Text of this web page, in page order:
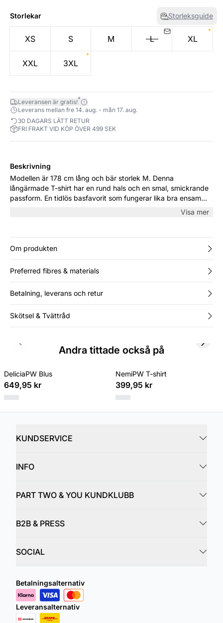
Storlekar Storleksguide
XS S M L XL
XXL 3XL
Leveransen är gratis!*
Leverans mellan fre 14. aug. - mån 17. aug.
30 DAGARS LÄTT RETUR
FRI FRAKT VID KÖP ÖVER 499 SEK
Beskrivning
Modellen är 178 cm lång och bär storlek M. Denna
långärmade T-shirt har en rund hals och en smal, smickrande
passform. En tidlös basfavorit som fungerar lika bra ensam
med jeans som under en kavaj eller stickad tröja – perfekt för
Visa mer
Om produkten
Preferred fibres & materials
Betalning, leverans och retur
Skötsel & Tvättråd
Andra tittade också på
DeliciaPW Blus
649,95 kr
NemiPW T-shirt
399,95 kr
Previous slide Next
KUNDSERVICE
INFO
PART TWO & YOU KUNDKLUBB
B2B & PRESS
SOCIAL
Betalningsalternativ
Leveransalternativ